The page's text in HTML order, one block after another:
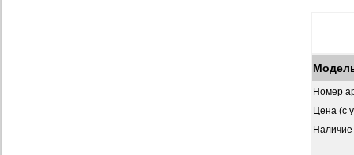
Номер
Цена (с
Наличие